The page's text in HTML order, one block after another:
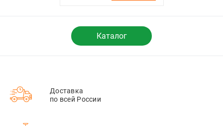
Каталог
Доставка
по всей России